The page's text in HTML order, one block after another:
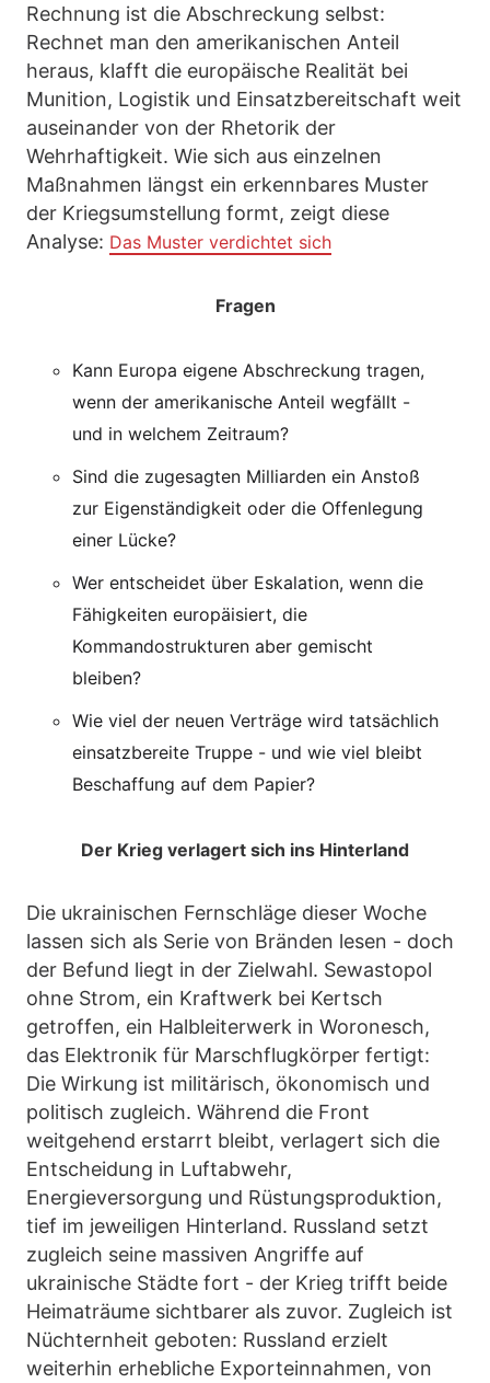
Rechnung ist die Abschreckung selbst:
Rechnet man den amerikanischen Anteil
heraus, klafft die europäische Realität bei
Munition, Logistik und Einsatzbereitschaft weit
auseinander von der Rhetorik der
Wehrhaftigkeit. Wie sich aus einzelnen
Maßnahmen längst ein erkennbares Muster
der Kriegsumstellung formt, zeigt diese
Analyse: Das Muster verdichtet sich
Fragen
Kann Europa eigene Abschreckung tragen,
wenn der amerikanische Anteil wegfällt -
und in welchem Zeitraum?
Sind die zugesagten Milliarden ein Anstoß
zur Eigenständigkeit oder die Offenlegung
einer Lücke?
Wer entscheidet über Eskalation, wenn die
Fähigkeiten europäisiert, die
Kommandostrukturen aber gemischt
bleiben?
Wie viel der neuen Verträge wird tatsächlich
einsatzbereite Truppe - und wie viel bleibt
Beschaffung auf dem Papier?
Der Krieg verlagert sich ins Hinterland
Die ukrainischen Fernschläge dieser Woche
lassen sich als Serie von Bränden lesen - doch
der Befund liegt in der Zielwahl. Sewastopol
ohne Strom, ein Kraftwerk bei Kertsch
getroffen, ein Halbleiterwerk in Woronesch,
das Elektronik für Marschflugkörper fertigt:
Die Wirkung ist militärisch, ökonomisch und
politisch zugleich. Während die Front
weitgehend erstarrt bleibt, verlagert sich die
Entscheidung in Luftabwehr,
Energieversorgung und Rüstungsproduktion,
tief im jeweiligen Hinterland. Russland setzt
zugleich seine massiven Angriffe auf
ukrainische Städte fort - der Krieg trifft beide
Heimaträume sichtbarer als zuvor. Zugleich ist
Nüchternheit geboten: Russland erzielt
weiterhin erhebliche Exporteinnahmen, von